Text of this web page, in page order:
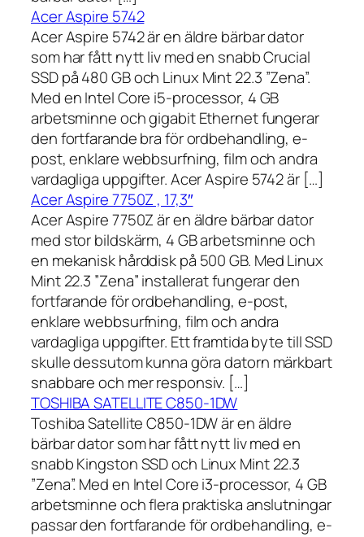
Acer Aspire 5742
Acer Aspire 5742 är en äldre bärbar dator
som har fått nytt liv med en snabb Crucial
SSD på 480 GB och Linux Mint 22.3 ”Zena”.
Med en Intel Core i5-processor, 4 GB
arbetsminne och gigabit Ethernet fungerar
den fortfarande bra för ordbehandling, e-
post, enklare webbsurfning, film och andra
vardagliga uppgifter. Acer Aspire 5742 är […]
Acer Aspire 7750Z , 17,3″
Acer Aspire 7750Z är en äldre bärbar dator
med stor bildskärm, 4 GB arbetsminne och
en mekanisk hårddisk på 500 GB. Med Linux
Mint 22.3 ”Zena” installerat fungerar den
fortfarande för ordbehandling, e-post,
enklare webbsurfning, film och andra
vardagliga uppgifter. Ett framtida byte till SSD
skulle dessutom kunna göra datorn märkbart
snabbare och mer responsiv. […]
TOSHIBA SATELLITE C850-1DW
Toshiba Satellite C850-1DW är en äldre
bärbar dator som har fått nytt liv med en
snabb Kingston SSD och Linux Mint 22.3
”Zena”. Med en Intel Core i3-processor, 4 GB
arbetsminne och flera praktiska anslutningar
passar den fortfarande för ordbehandling, e-